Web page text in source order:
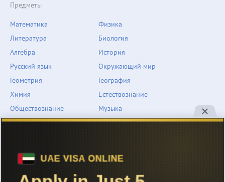
Предметы
Математика
Литература
Алгебра
Русский язык
Геометрия
Химия
Физика
Биология
История
Окружающий мир
География
Естествознание
Обществознание
Английский язык
Информатика
Человек и мир
Музыка
ОБЖ